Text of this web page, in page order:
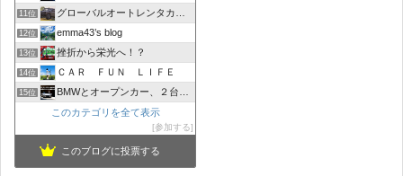
11位 グローバルオートレンタカーブログ
12位 emma43’s blog
13位 挫折から栄光へ！？
14位 ＣＡＲ ＦＵＮ ＬＩＦＥ
15位
BMWとオープンカー、２台持ちは大変でした/GOCCHI
このカテゴリを全て表示
参加する
このブログに投票する